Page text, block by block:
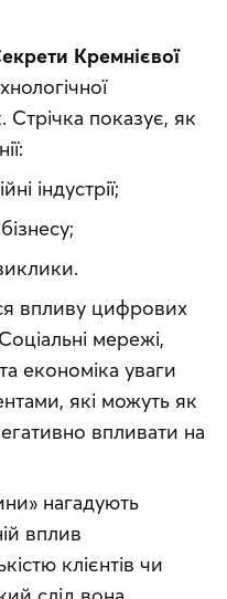
Кремнієвої
Стрічка показує, як
індустрії;
впливу цифрових
мережі,
економіка уваги
які можуть як
впливати на
нагадують
вплив
клієнтів чи